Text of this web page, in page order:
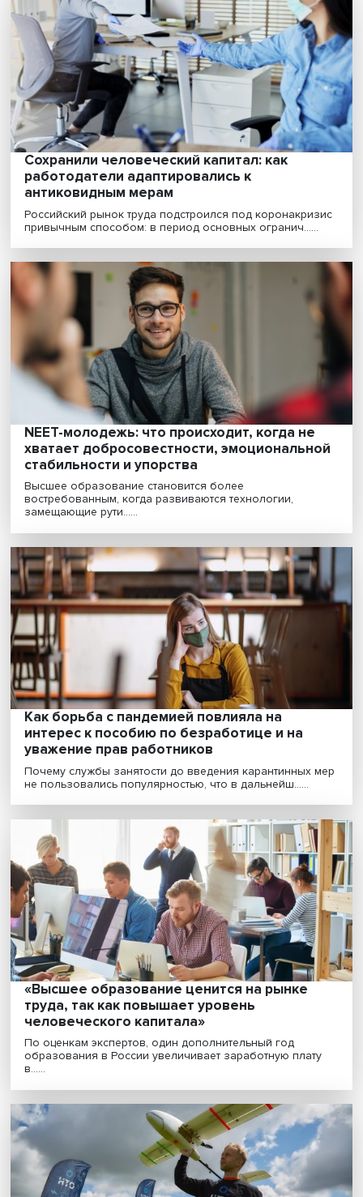
Миграция стимулирует рост экономики и
зарплат: исследование ЦБ
Резкое увеличение потока мигрантов в
регионы оказывает положительное влияние на э......
Сохранили человеческий капитал: как
работодатели адаптировались к
антиковидным мерам
Российский рынок труда подстроился под
привычным способом: в период основных
NEET-молодежь: что происходит, когда не
хватает добросовестности,
стабильности и упорства
Высшее образование становится более
востребованным, когда развиваются технологии,
замещающие рути......
Как борьба с пандемией повлияла на
интерес к пособию по безработице и на
уважение прав работников
не пользовались популярностью, что в дальнейш......